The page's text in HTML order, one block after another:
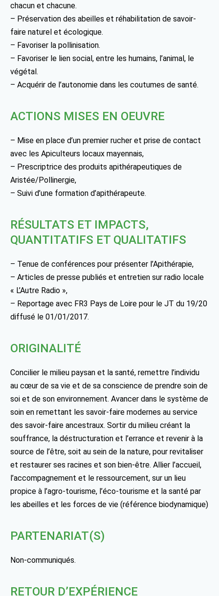
chacun et chacune.
– Préservation des abeilles et réhabilitation de savoir-
faire naturel et écologique.
– Favoriser la pollinisation.
– Favoriser le lien social, entre les humains, l’animal, le
végétal.
– Acquérir de l’autonomie dans les coutumes de santé.
ACTIONS MISES EN OEUVRE
– Mise en place d’un premier rucher et prise de contact
avec les Apiculteurs locaux mayennais,
– Prescriptrice des produits apithérapeutiques de
Aristée/Pollinergie,
– Suivi d’une formation d’apithérapeute.
RÉSULTATS ET IMPACTS,
QUANTITATIFS ET QUALITATIFS
– Tenue de conférences pour présenter l’Apithérapie,
– Articles de presse publiés et entretien sur radio locale
« L’Autre Radio »,
– Reportage avec FR3 Pays de Loire pour le JT du 19/20
diffusé le 01/01/2017.
ORIGINALITÉ
Concilier le milieu paysan et la santé, remettre l’individu
au cœur de sa vie et de sa conscience de prendre soin de
soi et de son environnement. Avancer dans le système de
soin en remettant les savoir-faire modernes au service
des savoir-faire ancestraux. Sortir du milieu créant la
souffrance, la déstructuration et l’errance et revenir à la
source de l’être, soit au sein de la nature, pour revitaliser
et restaurer ses racines et son bien-être. Allier l’accueil,
l’accompagnement et le ressourcement, sur un lieu
propice à l’agro-tourisme, l’éco-tourisme et la santé par
les abeilles et les forces de vie (référence biodynamique)
PARTENARIAT(S)
Non-communiqués.
RETOUR D’EXPÉRIENCE